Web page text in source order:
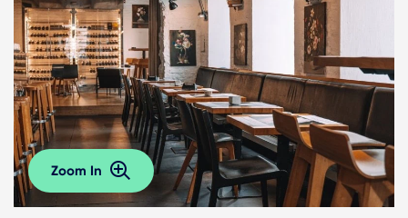
Zoom In